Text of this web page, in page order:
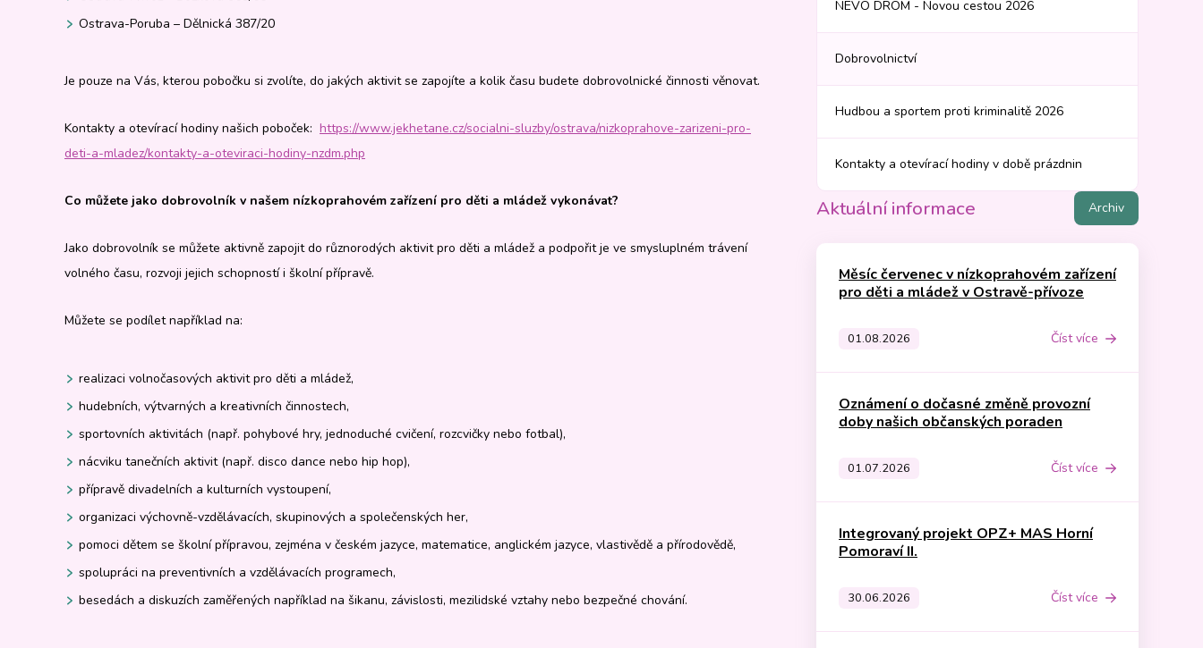
Ostrava-Poruba – Dělnická 387/20
Je pouze na Vás, kterou pobočku si zvolíte, do jakých aktivit se zapojíte a kolik času budete dobrovolnické činnosti věnovat.
Kontakty a otevírací hodiny našich poboček: https://www.jekhetane.cz/socialni-sluzby/ostrava/nizkoprahove-zarizeni-pro-
deti-a-mladez/kontakty-a-oteviraci-hodiny-nzdm.php
Co můžete jako dobrovolník v našem nízkoprahovém zařízení pro děti a mládež vykonávat?
Jako dobrovolník se můžete aktivně zapojit do různorodých aktivit pro děti a mládež a podpořit je ve smysluplném trávení
volného času, rozvoji jejich schopností i školní přípravě.
Můžete se podílet například na:
realizaci volnočasových aktivit pro děti a mládež,
hudebních, výtvarných a kreativních činnostech,
sportovních aktivitách (např. pohybové hry, jednoduché cvičení, rozcvičky nebo fotbal),
nácviku tanečních aktivit (např. disco dance nebo hip hop),
přípravě divadelních a kulturních vystoupení,
organizaci výchovně-vzdělávacích, skupinových a společenských her,
pomoci dětem se školní přípravou, zejména v českém jazyce, matematice, anglickém jazyce, vlastivědě a přírodovědě,
spolupráci na preventivních a vzdělávacích programech,
besedách a diskuzích zaměřených například na šikanu, závislosti, mezilidské vztahy nebo bezpečné chování.
NEVO DROM - Novou cestou 2026
Dobrovolnictví
Hudbou a sportem proti kriminalitě 2026
Kontakty a otevírací hodiny v době prázdnin
Aktuální informace Archiv
Měsíc červenec v nízkoprahovém zařízení
pro děti a mládež v Ostravě-přívoze
01.08.2026 Číst více
Oznámení o dočasné změně provozní
doby našich občanských poraden
01.07.2026 Číst více
Integrovaný projekt OPZ+ MAS Horní
Pomoraví II.
30.06.2026 Číst více